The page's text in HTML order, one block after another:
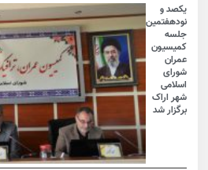
یکصد و
نودهفتمین
جلسه
کمیسیون
عمران
شورای
اسلامی
شهر اراک
برگزار شد